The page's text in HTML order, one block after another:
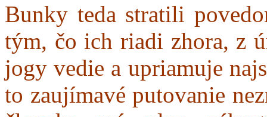
Bunky teda stratili
tým, čo ich riadi zhora, z
jogy vedie a upriamuje
to zaujímavé putovanie